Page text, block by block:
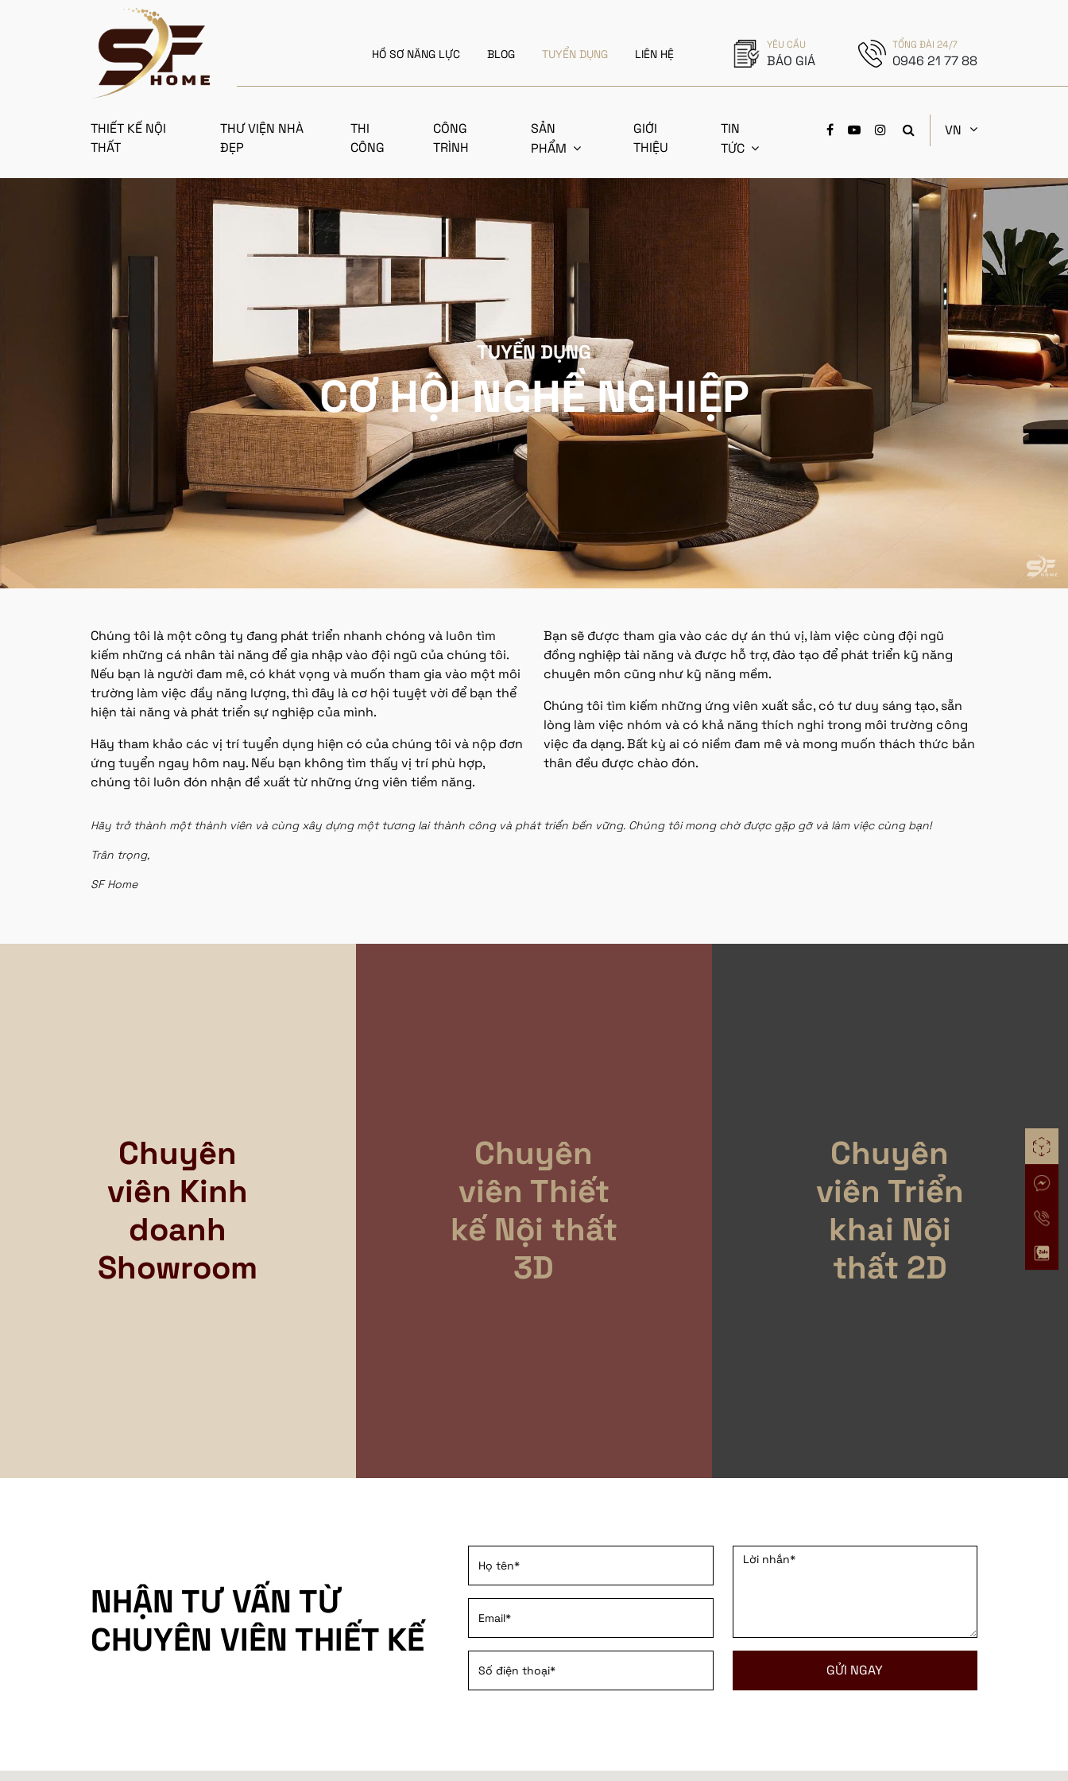
HỒ SƠ NĂNG LỰC BLOG TUYỂN DỤNG LIÊN HỆ
YÊU CẦU
BÁO GIÁ
TỔNG ĐÀI 24/7
0946 21 77 88
THIẾT KẾ NỘI
THẤT
THƯ VIỆN NHÀ
ĐẸP
THI
CÔNG
CÔNG
TRÌNH
SẢN
PHẨM
GIỚI
THIỆU
TIN
TỨC
VN
TUYỂN DỤNG
CƠ HỘI NGHỀ NGHIỆP
Chúng tôi là một công ty đang phát triển nhanh chóng và luôn tìm
kiếm những cá nhân tài năng để gia nhập vào đội ngũ của chúng tôi.
Nếu bạn là người đam mê, có khát vọng và muốn tham gia vào một môi
trường làm việc đầy năng lượng, thì đây là cơ hội tuyệt vời để bạn thể
hiện tài năng và phát triển sự nghiệp của mình.
Hãy tham khảo các vị trí tuyển dụng hiện có của chúng tôi và nộp đơn
ứng tuyển ngay hôm nay. Nếu bạn không tìm thấy vị trí phù hợp,
chúng tôi luôn đón nhận đề xuất từ những ứng viên tiềm năng.
Bạn sẽ được tham gia vào các dự án thú vị, làm việc cùng đội ngũ
đồng nghiệp tài năng và được hỗ trợ, đào tạo để phát triển kỹ năng
chuyên môn cũng như kỹ năng mềm.
Chúng tôi tìm kiếm những ứng viên xuất sắc, có tư duy sáng tạo, sẵn
lòng làm việc nhóm và có khả năng thích nghi trong môi trường công
việc đa dạng. Bất kỳ ai có niềm đam mê và mong muốn thách thức bản
thân đều được chào đón.
Hãy trở thành một thành viên và cùng xây dựng một tương lai thành công và phát triển bền vững. Chúng tôi mong chờ được gặp gỡ và làm việc cùng bạn!
Trân trọng,
SF Home
Chuyên
viên Kinh
doanh
Showroom
Chuyên
viên Thiết
kế Nội thất
3D
Chuyên
viên Triển
khai Nội
thất 2D
NHẬN TƯ VẤN TỪ
CHUYÊN VIÊN THIẾT KẾ